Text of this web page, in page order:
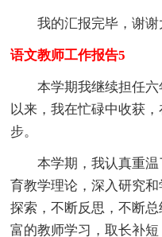
我的汇报完毕，谢谢
语文教师工作报告5
本学期我继续担任六
以来，我在忙碌中收获
步。
本学期，我认真重温
育教学理论，深入研究
探索，不断反思，不断
富的教师学习，取长补